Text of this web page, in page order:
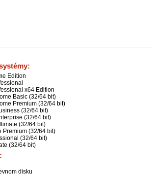
Edition
x64 Edition
Basic (32/64 bit)
Premium (32/64 bit)
(32/64 bit)
(32/64 bit)
(32/64 bit)
Premium (32/64 bit)
(32/64 bit)
(32/64 bit)
disku